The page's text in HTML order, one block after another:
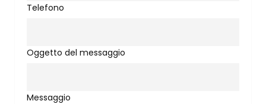
Telefono
Oggetto del messaggio
Messaggio